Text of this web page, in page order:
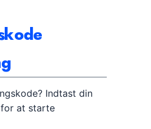
Indtast din
at starte